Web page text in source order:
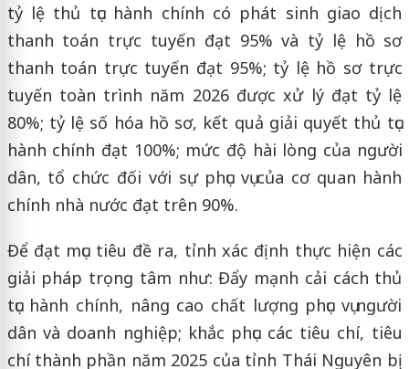
tỷ lệ thủ tục hành chính có phát sinh giao dịch
thanh toán trực tuyến đạt 95% và tỷ lệ hồ sơ
thanh toán trực tuyến đạt 95%; tỷ lệ hồ sơ trực
tuyến toàn trình năm 2026 được xử lý đạt tỷ lệ
80%; tỷ lệ số hóa hồ sơ, kết quả giải quyết thủ tục
hành chính đạt 100%; mức độ hài lòng của người
dân, tổ chức đối với sự phục vụ của cơ quan hành
chính nhà nước đạt trên 90%.
Để đạt mục tiêu đề ra, tỉnh xác định thực hiện các
giải pháp trọng tâm như: Đẩy mạnh cải cách thủ
tục hành chính, nâng cao chất lượng phục vụ người
dân và doanh nghiệp; khắc phục các tiêu chí, tiêu
chí thành phần năm 2025 của tỉnh Thái Nguyên bị